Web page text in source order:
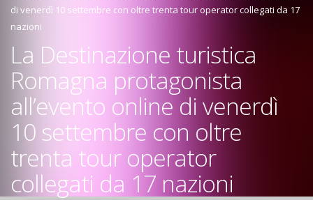
di venerdì 10 settembre con oltre trenta tour operator collegati da 17
nazioni
La Destinazione turistica
Romagna protagonista
all’evento online di venerdì
10 settembre con oltre
trenta tour operator
collegati da 17 nazioni